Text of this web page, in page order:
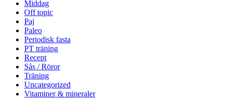
Middag
Off topic
Paj
Paleo
Periodisk fasta
PT träning
Recept
Sås / Röror
Träning
Uncategorized
Vitaminer & mineraler